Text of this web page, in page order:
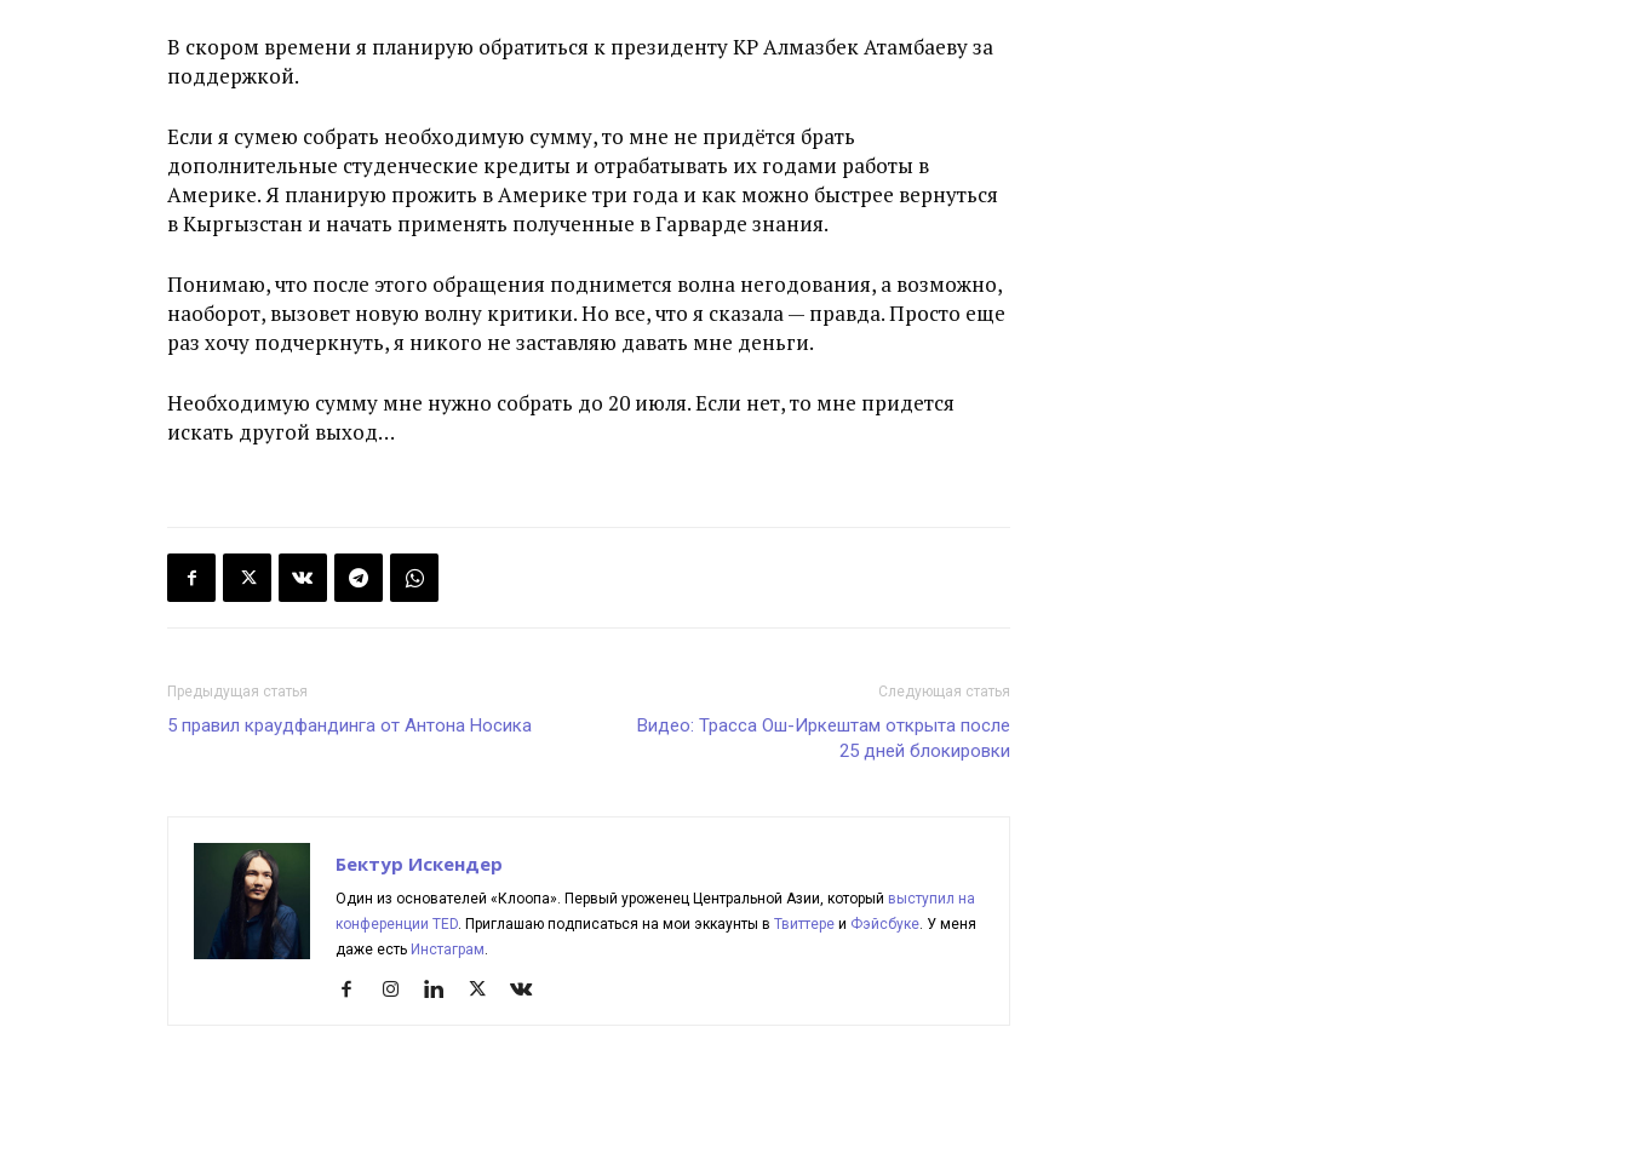
В скором времени я планирую обратиться к президенту КР Алмазбек Атамбаеву за
поддержкой.
Если я сумею собрать необходимую сумму, то мне не придётся брать
дополнительные студенческие кредиты и отрабатывать их годами работы в
Америке. Я планирую прожить в Америке три года и как можно быстрее вернуться
в Кыргызстан и начать применять полученные в Гарварде знания.
Понимаю, что после этого обращения поднимется волна негодования, а возможно,
наоборот, вызовет новую волну критики. Но все, что я сказала — правда. Просто еще
раз хочу подчеркнуть, я никого не заставляю давать мне деньги.
Необходимую сумму мне нужно собрать до 20 июля. Если нет, то мне придется
искать другой выход…
Предыдущая статья
5 правил краудфандинга от Антона Носика
Следующая статья
Видео: Трасса Ош-Иркештам открыта после
25 дней блокировки
Бектур Искендер
Один из основателей «Клоопа». Первый уроженец Центральной Азии, который выступил на
конференции TED. Приглашаю подписаться на мои эккаунты в Твиттере и Фэйсбуке. У меня
даже есть Инстаграм.